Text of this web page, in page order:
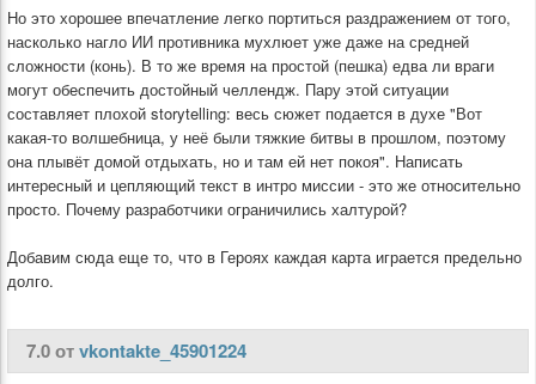
Но это хорошее впечатление легко портиться раздражением от того,
насколько нагло ИИ противника мухлюет уже даже на средней
сложности (конь). В то же время на простой (пешка) едва ли враги
могут обеспечить достойный челлендж. Пару этой ситуации
составляет плохой storytelling: весь сюжет подается в духе "Вот
какая-то волшебница, у неё были тяжкие битвы в прошлом, поэтому
она плывёт домой отдыхать, но и там ей нет покоя". Написать
интересный и цепляющий текст в интро миссии - это же относительно
просто. Почему разработчики ограничились халтурой?
Добавим сюда еще то, что в Героях каждая карта играется предельно
долго.
7.0 отvkontakte_45901224